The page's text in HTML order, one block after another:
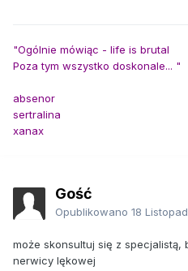
"Ogólnie mówiąc - life is brutal
Poza tym wszystko doskonale... "
absenor
sertralina
xanax
Gość
Opublikowano 18
może skonsultuj się z specjalistą,
nerwicy lękowej